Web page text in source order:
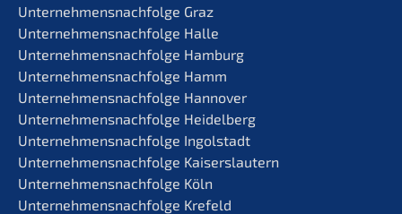
Unternehmens­nachfolge Graz
Unternehmens­nachfolge Halle
Unternehmens­nachfolge Hamburg
Unternehmens­nachfolge Hamm
Unternehmens­nachfolge Hannover
Unternehmens­nachfolge Heidelberg
Unternehmens­nachfolge Ingolstadt
Unternehmens­nachfolge Kaiserslautern
Unternehmens­nachfolge Köln
Unternehmens­nachfolge Krefeld